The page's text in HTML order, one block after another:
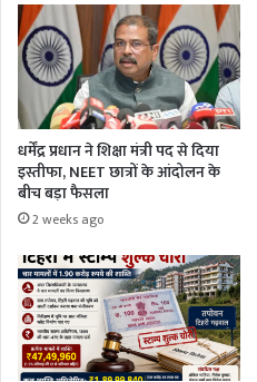
धर्मेंद्र प्रधान ने शिक्षा मंत्री पद से दिया
इस्तीफा, NEET छात्रों के आंदोलन के
बीच बड़ा फैसला
2 weeks ago